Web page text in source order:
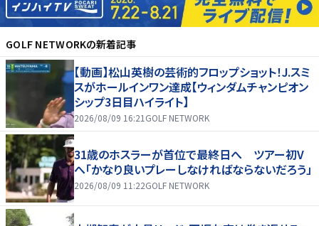
GOLF NETWORKの新着記事
【動画】松山英樹の芸術的フロップショット！J.スミ
スがホールインワン達成【ウィンダムチャンピオン
シップ3日目ハイライト】
2026/08/09 16:21 GOLF NETWORK
31歳のホスラーが首位で最終日へ ツアー初V
へ「かなり良いプレーしなければならないだろう」
2026/08/09 11:22GOLF NETWORK